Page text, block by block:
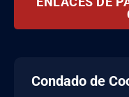
Condado de